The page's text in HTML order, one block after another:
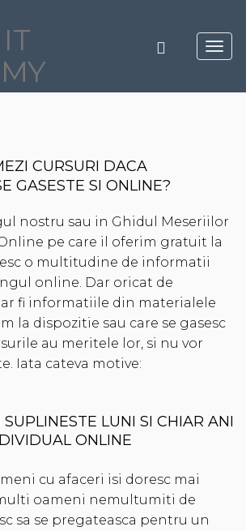
CURSURI DACA
GASESTE SI ONLINE?
nostru sau in Ghidul Meseriilor
pe care il oferim gratuit la
o multitudine de informatii
online. Dar oricat de
fi informatiile din materialele
la dispozitie sau care se gasesc
au meritele lor, si nu vor
Iata cateva motive:
LUNI SI CHIAR ANI
ONLINE
cu afaceri isi doresc mai
oameni nemultumiti de
sa se pregateasca pentru un